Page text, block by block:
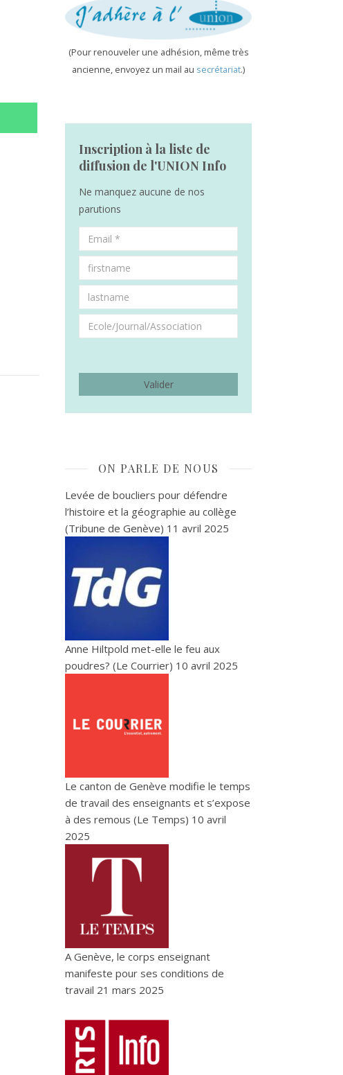
on WhatsApp
(Pour renouveler une adhésion, même très
ancienne, envoyez un mail au secrétariat.)
Inscription à la liste de
diffusion de l'UNION Info
Ne manquez aucune de nos
parutions
ON PARLE DE NOUS
Levée de boucliers pour défendre
l’histoire et la géographie au collège
(Tribune de Genève) 11 avril 2025
Anne Hiltpold met-elle le feu aux
poudres? (Le Courrier) 10 avril 2025
Le canton de Genève modifie le temps
de travail des enseignants et s’expose
à des remous (Le Temps) 10 avril
2025
A Genève, le corps enseignant
manifeste pour ses conditions de
travail 21 mars 2025